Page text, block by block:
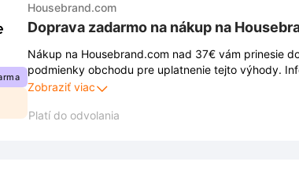
Housebrand.com
Doprava zadarmo na nákup na
Nákup na Housebrand.com nad 37€ vám prinesie
podmienky obchodu pre uplatnenie tejto výhody.
stránke a môžu sa meniť.
Zobraziť viac
Platí do odvolania